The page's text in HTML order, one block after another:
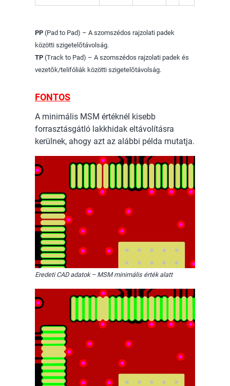
PP (Pad to Pad) – A szomszédos rajzolati padek
közötti szigetelőtávolság.
TP (Track to Pad) – A szomszédos rajzolati padek és
vezetők/telifóliák közötti szigetelőtávolság.
FONTOS
A minimális MSM értéknél kisebb
forrasztásgátló lakkhidak eltávolításra
kerülnek, ahogy azt az alábbi példa mutatja.
Eredeti CAD adatok – MSM minimális érték alatt